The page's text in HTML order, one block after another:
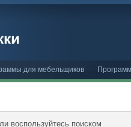
для мебельщиков
воспользуйтесь поиском